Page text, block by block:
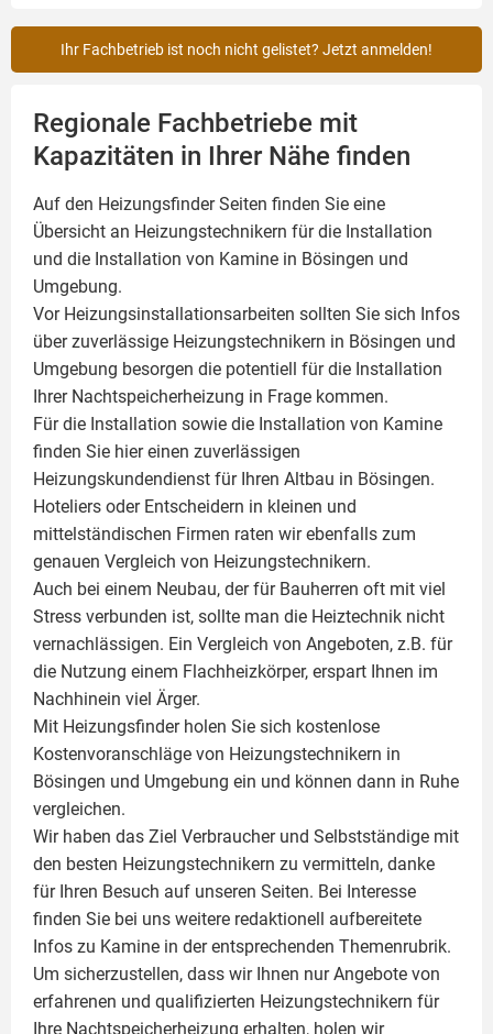
Ihr Fachbetrieb ist noch nicht gelistet? Jetzt anmelden!
Regionale Fachbetriebe mit
Kapazitäten in Ihrer Nähe finden
Auf den Heizungsfinder Seiten finden Sie eine
Übersicht an Heizungstechnikern für die Installation
und die Installation von Kamine in Bösingen und
Umgebung.
Vor Heizungsinstallationsarbeiten sollten Sie sich Infos
über zuverlässige Heizungstechnikern in Bösingen und
Umgebung besorgen die potentiell für die Installation
Ihrer Nachtspeicherheizung in Frage kommen.
Für die Installation sowie die Installation von Kamine
finden Sie hier einen zuverlässigen
Heizungskundendienst für Ihren Altbau in Bösingen.
Hoteliers oder Entscheidern in kleinen und
mittelständischen Firmen raten wir ebenfalls zum
genauen Vergleich von Heizungstechnikern.
Auch bei einem Neubau, der für Bauherren oft mit viel
Stress verbunden ist, sollte man die Heiztechnik nicht
vernachlässigen. Ein Vergleich von Angeboten, z.B. für
die Nutzung einem Flachheizkörper, erspart Ihnen im
Nachhinein viel Ärger.
Mit Heizungsfinder holen Sie sich kostenlose
Kostenvoranschläge von Heizungstechnikern in
Bösingen und Umgebung ein und können dann in Ruhe
vergleichen.
Wir haben das Ziel Verbraucher und Selbstständige mit
den besten Heizungstechnikern zu vermitteln, danke
für Ihren Besuch auf unseren Seiten. Bei Interesse
finden Sie bei uns weitere redaktionell aufbereitete
Infos zu Kamine in der entsprechenden Themenrubrik.
Um sicherzustellen, dass wir Ihnen nur Angebote von
erfahrenen und qualifizierten Heizungstechnikern für
Ihre Nachtspeicherheizung erhalten, holen wir